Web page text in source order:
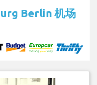
Berlin 机场